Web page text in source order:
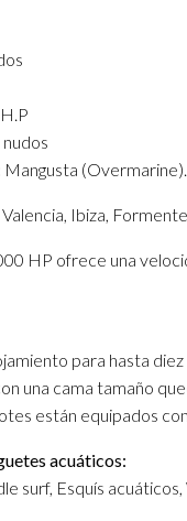
Mangusta (Overmarine).
Valencia, Ibiza,
HP ofrece una
para hasta
una cama tamaño
están equipados
acuáticos:
surf, Esquís